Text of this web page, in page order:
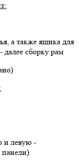
а также ящика для
далее сборку рам
и левую -